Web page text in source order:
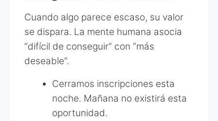
Cuando algo parece escaso, su valor
se dispara. La mente humana asocia
“difícil de conseguir” con “más
deseable”.
Cerramos inscripciones esta
noche. Mañana no existirá esta
oportunidad.